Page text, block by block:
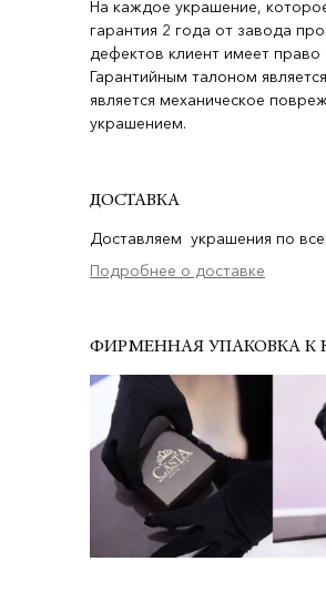
На каждое украшение,
гарантия 2 года от завода
дефектов клиент имеет
Гарантийным талоном
является механическое
украшением.
ДОСТАВКА
Доставляем украшения по
Подробнее о доставке
ФИРМЕННАЯ УПАКОВКА